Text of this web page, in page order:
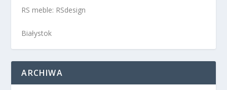
RS meble: RSdesign
Białystok
ARCHIWA